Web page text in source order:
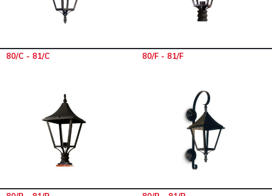
80/C - 81/C 80/F - 81/F